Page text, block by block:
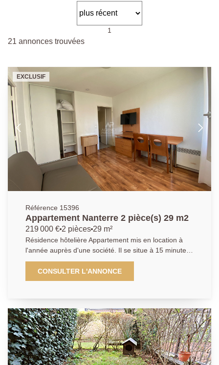
1
21 annonces trouvées
EXCLUSIF
Référence 15396
Appartement Nanterre 2 pièce(s) 29 m2
219 000 € 2 pièces 29 m²
Résidence hôtelière Appartement mis en location à
l'année auprès d'une société. Il se situe à 15 minutes
à pied du RER "Nanterre ville" et à proximité
immédiate des bus ainsi que de toutes les
commodités. Ce type 2, se compose d'une entrée,
Placement Retraite et Patrimoine Pour Investissement
loueur meublé Financé par revenus locatifs sécurisés
et réductions fiscales Future ligne de Tramway 2 à 5
minutes Résidence neuve avec Services et Gardien
Pour Etudiants (51 000 a moins de 20 minutes) En
étage avec balcon Vendu meublé équipé et loué
CONSULTER L'ANNONCE